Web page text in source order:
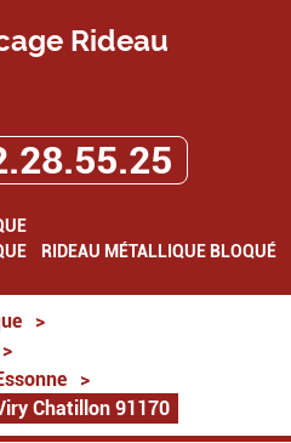
Rideau
RIDEAU MÉTALLIQUE BLOQUÉ
>
>
>
Chatillon 91170